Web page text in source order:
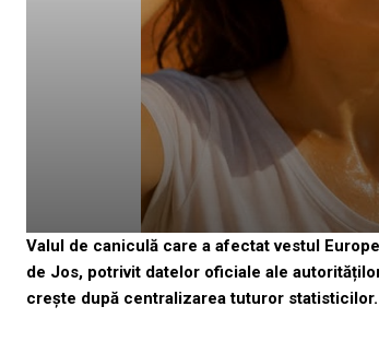
Valul de caniculă care a afectat vestul
de Jos, potrivit datelor oficiale ale
crește după centralizarea tuturor statisticilor.